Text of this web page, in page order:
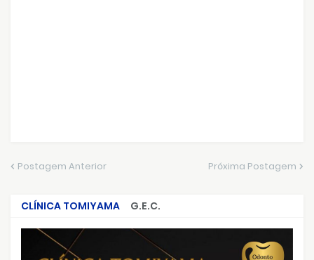
Postagem Anterior Próxima Postagem
CLÍNICA TOMIYAMA
G.E.C.
CRIMES QUE ABALARAM O BRASIL